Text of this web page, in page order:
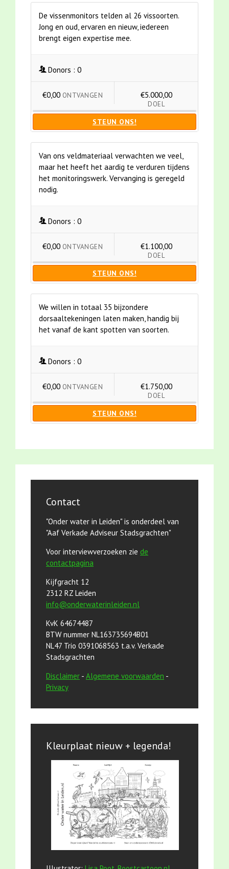
De vissenmonitors telden al 26 vissoorten.
Jong en oud, ervaren en nieuw, iedereen
brengt eigen expertise mee.
Donors : 0
€0,00 ONTVANGEN €5.000,00
DOEL
STEUN ONS!
Van ons veldmateriaal verwachten we veel,
maar het heeft het aardig te verduren tijdens
het monitoringswerk. Vervanging is geregeld
nodig.
Donors : 0
€0,00 ONTVANGEN €1.100,00
DOEL
STEUN ONS!
We willen in totaal 35 bijzondere
dorsaaltekeningen laten maken, handig bij
het vanaf de kant spotten van soorten.
Donors : 0
€0,00 ONTVANGEN €1.750,00
DOEL
STEUN ONS!
Contact
"Onder water in Leiden" is onderdeel van
"Aaf Verkade Adviseur Stadsgrachten"
Voor interviewverzoeken zie de
contactpagina
Kijfgracht 12
2312 RZ Leiden
info@onderwaterinleiden.nl
KvK 64674487
BTW nummer NL163735694B01
NL47 Trio 0391068563 t.a.v. Verkade
Stadsgrachten
Disclaimer - Algemene voorwaarden -
Privacy
Kleurplaat nieuw + legenda!